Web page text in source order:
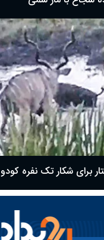
برای شکار تک نفره کودو